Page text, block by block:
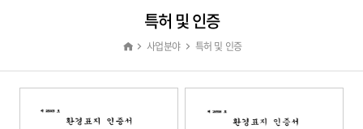
특허 및 인증
사업분야 특허 및 인증